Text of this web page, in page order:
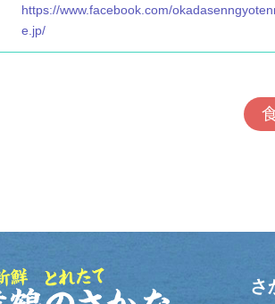
https://www.facebook.com/
e.jp/
さ